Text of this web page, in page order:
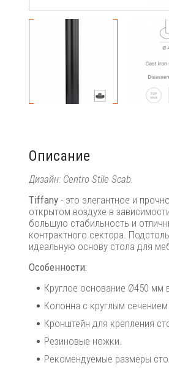
Описание
Дизайн: Centro Stile Scab.
Tiffany - это элегантное и
открытом воздухе в
большую стабильность и
контрактного сектора.
идеальную основу стола для
Особенности:
Круглое основание Ø450 мм
Колонна с круглым
Кронштейн для крепления
Резиновые ножки.
Рекомендуемые размеры